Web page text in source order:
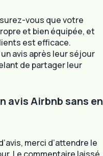
vous que votre
et bien équipée, et
est efficace.
avis après leur séjour
de partager leur
avis Airbnb sans en
merci d’attendre le